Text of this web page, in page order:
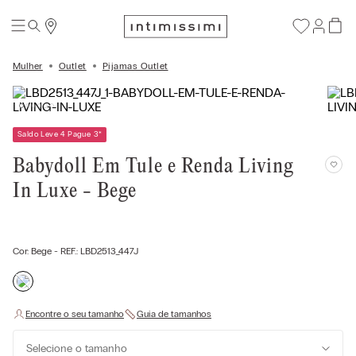
Mulher Outlet Pijamas Outlet
Saldo Leve 4 Pague 3*
Babydoll Em Tule e Renda Living
In Luxe - Bege
Cor: Bege - REF.: LBD2513_447J
Selecione o tamanho